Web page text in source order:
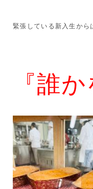
緊張している新入生から
『誰